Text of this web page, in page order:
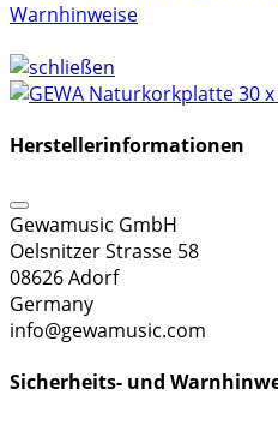
Warnhinweise
Herstellerinformationen
Gewamusic GmbH
Oelsnitzer Strasse 58
08626 Adorf
Germany
info@gewamusic.com
Sicherheits- und